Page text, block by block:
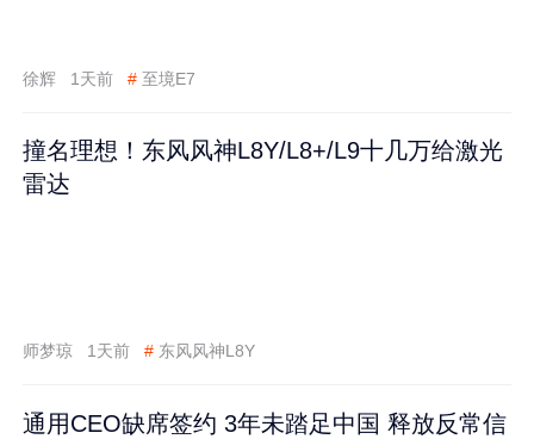
徐辉 1天前 # 至境E7
撞名理想！东风风神L8Y/L8+/L9十几万给激光
雷达
师梦琼 1天前 # 东风风神L8Y
通用CEO缺席签约 3年未踏足中国 释放反常信